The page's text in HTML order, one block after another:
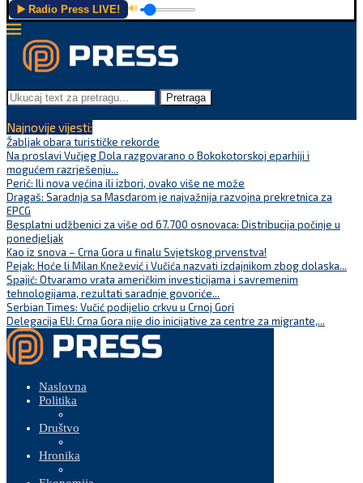
▶️ Radio Press LIVE! 🔊
Pretraga
Najnovije vijesti:
Žabljak obara turističke rekorde
Na proslavi Vučjeg Dola razgovarano o Bokokotorskoj eparhiji i
mogućem razrješenju...
Perić: Ili nova većina ili izbori, ovako više ne može
Dragaš: Saradnja sa Masdarom je najvažnija razvojna prekretnica za
EPCG
Besplatni udžbenici za više od 67.700 osnovaca: Distribucija počinje u
ponedjeljak
Kao iz snova – Crna Gora u finalu Svjetskog prvenstva!
Pejak: Hoće li Milan Knežević i Vučića nazvati izdajnikom zbog dolaska...
Spajić: Otvaramo vrata američkim investicijama i savremenim
tehnologijama, rezultati saradnje govoriće...
Serbian Times: Vučić podijelio crkvu u Crnoj Gori
Delegacija EU: Crna Gora nije dio inicijative za centre za migrante,...
Naslovna
Politika
Društvo
Hronika